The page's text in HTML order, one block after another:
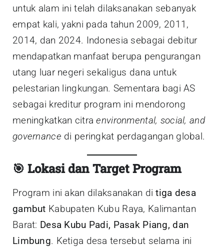
untuk alam ini telah dilaksanakan sebanyak
empat kali, yakni pada tahun 2009, 2011,
2014, dan 2024. Indonesia sebagai debitur
mendapatkan manfaat berupa pengurangan
utang luar negeri sekaligus dana untuk
pelestarian lingkungan. Sementara bagi AS
sebagai kreditur program ini mendorong
meningkatkan citraenvironmental, social, and
governance di peringkat perdagangan global.
🎯 Lokasi dan Target Program
Program ini akan dilaksanakan ditiga desa
gambut Kabupaten Kubu Raya, Kalimantan
Barat: Desa Kubu Padi, Pasak Piang, dan
Limbung. Ketiga desa tersebut selama ini